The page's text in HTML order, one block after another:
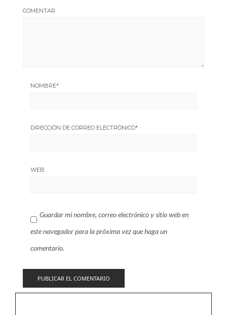
COMENTAR
NOMBRE*
DIRECCIÓN DE CORREO ELECTRÓNICO*
WEB
Guardar mi nombre, correo electrónico y sitio web en
este navegador para la próxima vez que haga un
comentario.